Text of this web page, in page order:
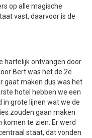
op alle magische
vast, daarvoor is de
hartelijk ontvangen door
Bert was het de 2e
gaat maken dus was het
hotel hebben we een
in grote lijnen wat we de
zouden gaan maken
komen te zien. Er werd
staat, dat vonden